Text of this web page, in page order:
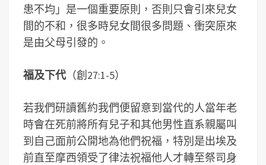
患不均」是一個重要原則，否則只會引來兒女
間的不和，很多時兒女間很多問題、衝突原來
是由父母引發的。
福及下代（創27:1-5）
若我們研讀舊約我們便留意到當代的人當年老
時會在死前將所有兒子和其他男性直系親屬叫
到自己面前公開地為他們祝福，特別是出埃及
前直至摩西領受了律法祝福他人才轉至祭司身